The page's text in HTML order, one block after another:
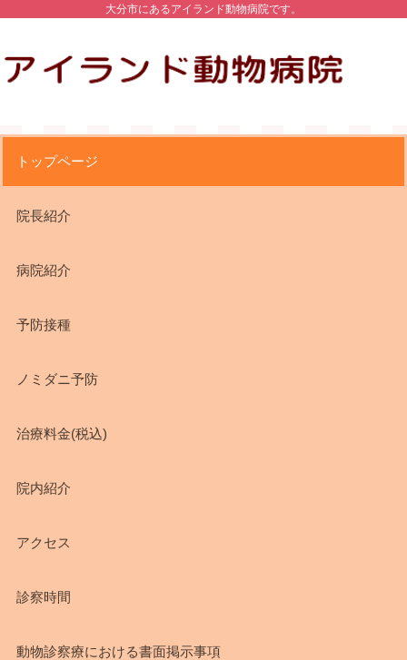
大分市にあるアイランド動物病院です。
トップページ
院長紹介
病院紹介
予防接種
ノミダニ予防
治療料金(税込)
院内紹介
アクセス
診察時間
動物診察療における書面掲示事項